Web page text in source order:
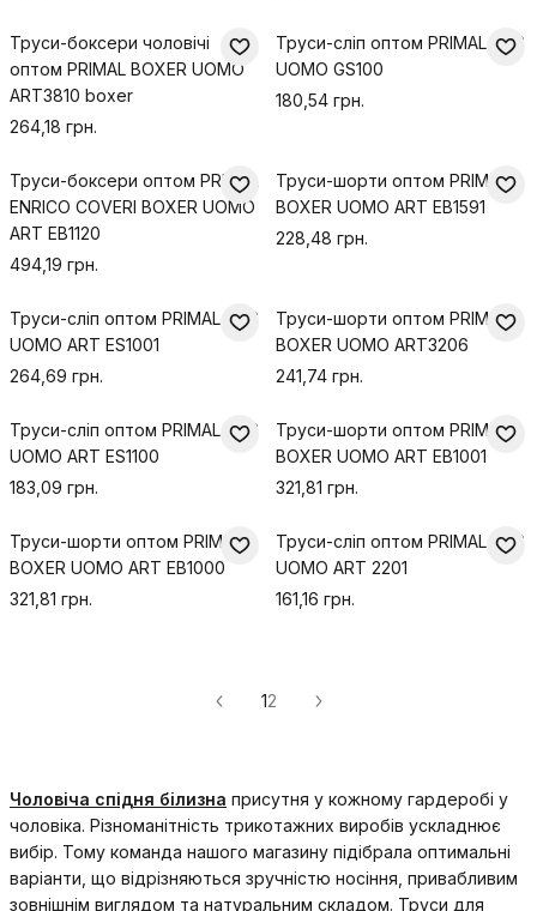
Труси-боксери чоловічі
оптом PRIMAL BOXER UOMO
ART3810 boxer
264,18 грн.
Труси-сліп оптом PRIMAL SLIP
UOMO GS100
180,54 грн.
Труси-боксери оптом PRIMAL
ENRICO COVERI BOXER UOMO
ART EB1120
494,19 грн.
Труси-шорти оптом PRIMAL
BOXER UOMO ART EB1591
228,48 грн.
Труси-сліп оптом PRIMAL SLIP
UOMO ART ES1001
264,69 грн.
Труси-шорти оптом PRIMAL
BOXER UOMO ART3206
241,74 грн.
Труси-сліп оптом PRIMAL SLIP
UOMO ART ES1100
183,09 грн.
Труси-шорти оптом PRIMAL
BOXER UOMO ART EB1001
321,81 грн.
Труси-шорти оптом PRIMAL
BOXER UOMO ART EB1000
321,81 грн.
Труси-сліп оптом PRIMAL SLIP
UOMO ART 2201
161,16 грн.
12
Чоловіча спідня білизна присутня у кожному гардеробі у
чоловіка. Різноманітність трикотажних виробів ускладнює
вибір. Тому команда нашого магазину підібрала оптимальні
варіанти, що відрізняються зручністю носіння, привабливим
зовнішнім виглядом та натуральним складом. Труси для